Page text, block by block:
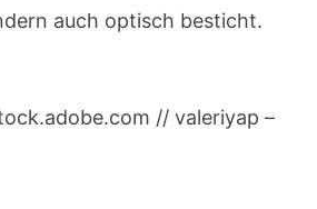
auch optisch besticht.
// valeriyap –